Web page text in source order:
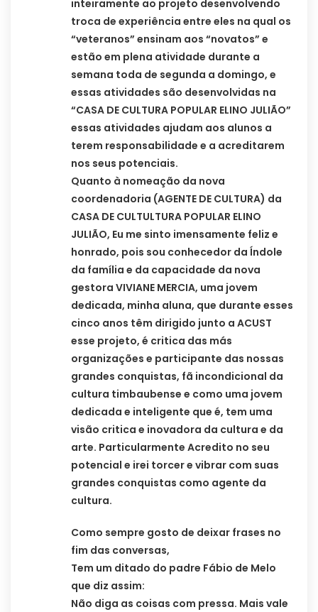
inteiramente ao projeto desenvolvendo
troca de experiência entre eles na qual os
“veteranos” ensinam aos “novatos” e
estão em plena atividade durante a
semana toda de segunda a domingo, e
essas atividades são desenvolvidas na
“CASA DE CULTURA POPULAR ELINO JULIÃO”
essas atividades ajudam aos alunos a
terem responsabilidade e a acreditarem
nos seus potenciais.
Quanto à nomeação da nova
coordenadoria (AGENTE DE CULTURA) da
CASA DE CULTULTURA POPULAR ELINO
JULIÃO, Eu me sinto imensamente feliz e
honrado, pois sou conhecedor da Índole
da família e da capacidade da nova
gestora VIVIANE MERCIA, uma jovem
dedicada, minha aluna, que durante esses
cinco anos têm dirigido junto a ACUST
esse projeto, é critica das más
organizações e participante das nossas
grandes conquistas, fã incondicional da
cultura timbaubense e como uma jovem
dedicada e inteligente que é, tem uma
visão critica e inovadora da cultura e da
arte. Particularmente Acredito no seu
potencial e irei torcer e vibrar com suas
grandes conquistas como agente da
cultura.
Como sempre gosto de deixar frases no
fim das conversas,
Tem um ditado do padre Fábio de Melo
que diz assim:
Não diga as coisas com pressa. Mais vale